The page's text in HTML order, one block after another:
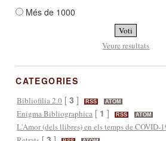
Més de 1000
Veure resultats
CATEGORIES
Bibliofilia 2.0 [3 ] RSS ATOM
Enigma Bibliographica [ 1 ] RSS ATOM
L'Amor (dels llibres) en els temps de COVID-